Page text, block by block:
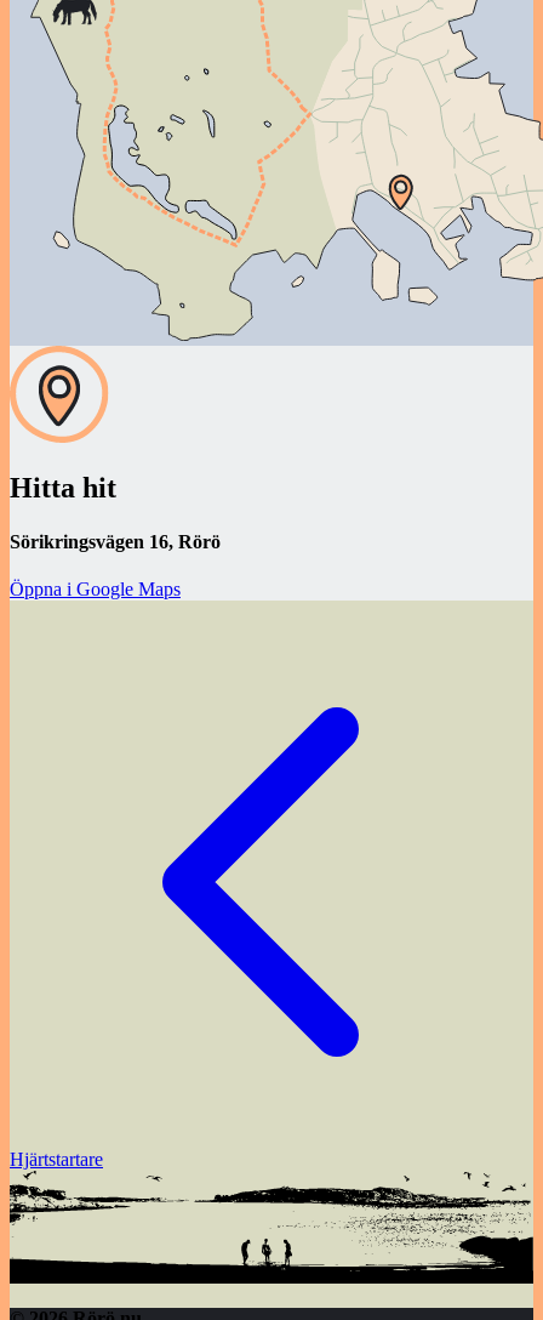
Hitta hit
Sörikringsvägen 16, Rörö
Öppna i Google Maps
Hjärtstartare